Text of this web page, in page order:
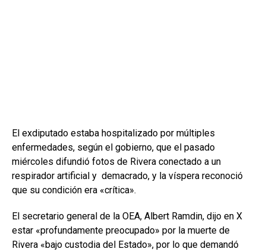
El exdiputado estaba hospitalizado por múltiples
enfermedades, según el gobierno, que el pasado
miércoles difundió fotos de Rivera conectado a un
respirador artificial y demacrado, y la víspera reconoció
que su condición era «crítica».
El secretario general de la OEA, Albert Ramdin, dijo en X
estar «profundamente preocupado» por la muerte de
Rivera «bajo custodia del Estado», por lo que demandó